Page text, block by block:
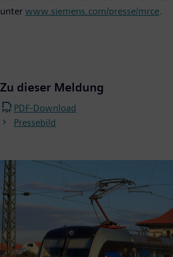
unter www.siemens.com/presse/mrce.
Zu dieser Meldung
PDF-Download
Pressebild